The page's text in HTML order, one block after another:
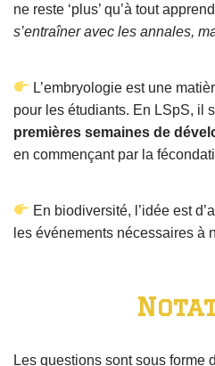
ne reste ‘plus’ qu’à tout
s’entraîner avec les annales,
L’embryologie est une
pour les étudiants. En LSpS, il
premières semaines de
en commençant par la
En biodiversité, l’idée est
les événements nécessaires à
Les questions sont sous forme